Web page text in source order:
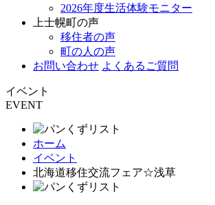
2026年度生活体験モニター
上士幌町の声
移住者の声
町の人の声
お問い合わせ よくあるご質問
イベント
EVENT
ホーム
イベント
北海道移住交流フェア☆浅草